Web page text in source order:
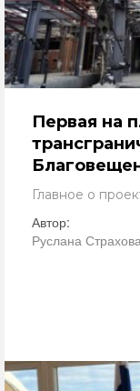
Первая на
Главное о
Автор:
Руслана